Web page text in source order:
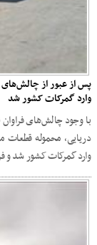
پس از عبور از چالش‌های
وارد گمرکات کشور شد
با وجود چالش‌های
وارد گمرکات کشور شد و